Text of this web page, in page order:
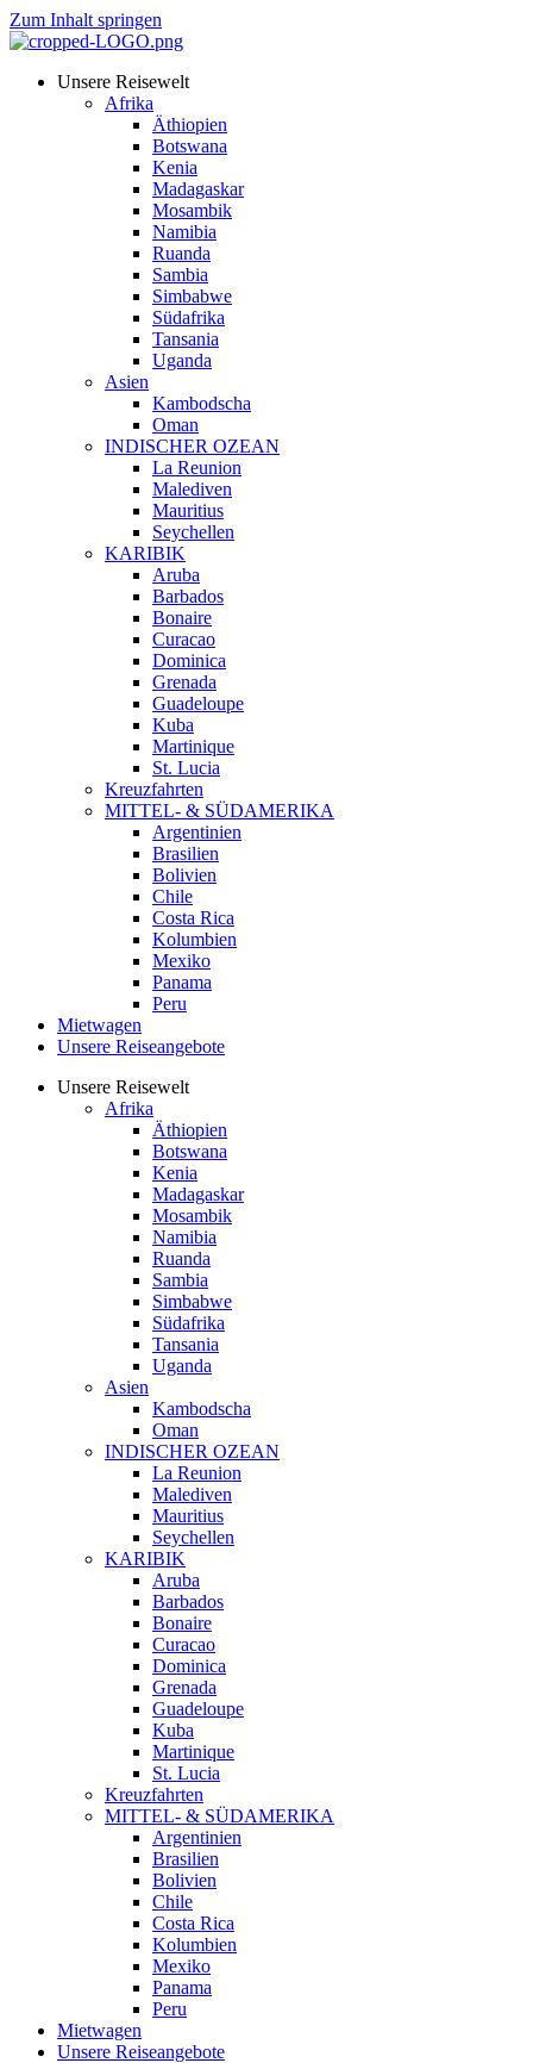
Zum Inhalt springen
Unsere Reisewelt
Afrika
Äthiopien
Botswana
Kenia
Madagaskar
Mosambik
Namibia
Ruanda
Sambia
Simbabwe
Südafrika
Tansania
Uganda
Asien
Kambodscha
Oman
INDISCHER OZEAN
La Reunion
Malediven
Mauritius
Seychellen
KARIBIK
Aruba
Barbados
Bonaire
Curacao
Dominica
Grenada
Guadeloupe
Kuba
Martinique
St. Lucia
Kreuzfahrten
MITTEL- & SÜDAMERIKA
Argentinien
Brasilien
Bolivien
Chile
Costa Rica
Kolumbien
Mexiko
Panama
Peru
Mietwagen
Unsere Reiseangebote
Unsere Reisewelt
Afrika
Äthiopien
Botswana
Kenia
Madagaskar
Mosambik
Namibia
Ruanda
Sambia
Simbabwe
Südafrika
Tansania
Uganda
Asien
Kambodscha
Oman
INDISCHER OZEAN
La Reunion
Malediven
Mauritius
Seychellen
KARIBIK
Aruba
Barbados
Bonaire
Curacao
Dominica
Grenada
Guadeloupe
Kuba
Martinique
St. Lucia
Kreuzfahrten
MITTEL- & SÜDAMERIKA
Argentinien
Brasilien
Bolivien
Chile
Costa Rica
Kolumbien
Mexiko
Panama
Peru
Mietwagen
Unsere Reiseangebote